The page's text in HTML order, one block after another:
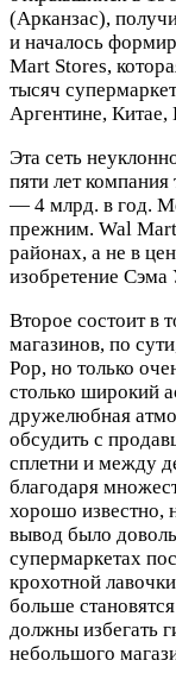
(Арканзас),
и началось
Mart Stores,
тысяч
Аргентине,
Эта сеть
пяти лет
— 4 млрд. в год.
прежним. Wal Mart
районах, а не в
изобретение Сэма
Второе состоит в
магазинов, по
Pop, но только
столько широкий
дружелюбная
обсудить с
сплетни и между
благодаря
хорошо известно,
вывод было
супермаркетах
крохотной
больше
должны избегать
небольшого